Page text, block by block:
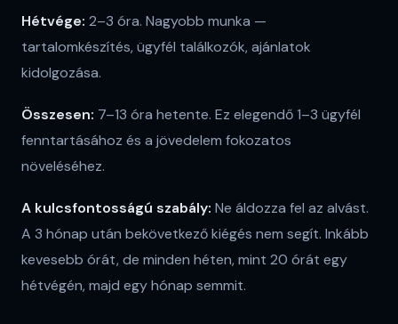
Hétvége: 2–3 óra. Nagyobb munka —
tartalomkészítés, ügyfél találkozók, ajánlatok
kidolgozása.
Összesen: 7–13 óra hetente. Ez elegendő 1–3 ügyfél
fenntartásához és a jövedelem fokozatos
növeléséhez.
A kulcsfontosságú szabály: Ne áldozza fel az alvást.
A 3 hónap után bekövetkező kiégés nem segít. Inkább
kevesebb órát, de minden héten, mint 20 órát egy
hétvégén, majd egy hónap semmit.